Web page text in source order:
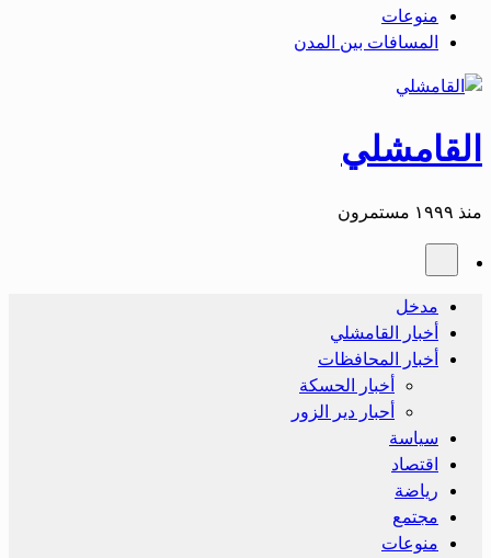
منوعات
المسافات بين المدن
القامشلي
منذ ١٩٩٩ مستمرون
مدخل
أخبار القامشلي
أخبار المحافظات
أخبار الحسكة
أحبار دير الزور
سياسة
اقتصاد
رياضة
مجتمع
منوعات